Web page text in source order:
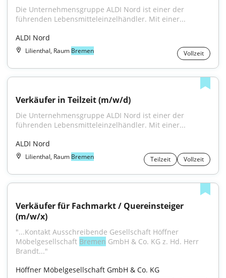
Die Unternehmensgruppe ALDI Nord ist einer der
führenden Lebensmitteleinzelhändler. Mit einer...
ALDI Nord
Lilienthal, Raum Bremen Vollzeit
Verkäufer in Teilzeit (m/w/d)
Die Unternehmensgruppe ALDI Nord ist einer der
führenden Lebensmitteleinzelhändler. Mit einer...
ALDI Nord
Lilienthal, Raum Bremen Teilzeit Vollzeit
Verkäufer für Fachmarkt / Quereinsteiger
(m/w/x)
"...Kontakt Ausschreibende Gesellschaft Höffner
Möbelgesellschaft Bremen GmbH & Co. KG z. Hd. Herr
Brandt..."
Höffner Möbelgesellschaft GmbH & Co. KG